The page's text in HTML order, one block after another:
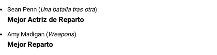
Sean Penn (Una batalla tras otra)
Mejor Actriz de Reparto
Amy Madigan (Weapons)
Mejor Reparto